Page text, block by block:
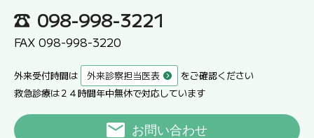
098-998-3221
FAX 098-998-3220
外来受付時間は 外来診察担当医表
をご確認ください
救急診療は２４時間年中無休で対応しています
お問い合わせ